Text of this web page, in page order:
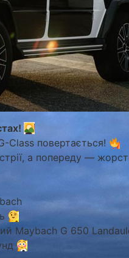
Class повертається!
а попереду —
Maybach G 650